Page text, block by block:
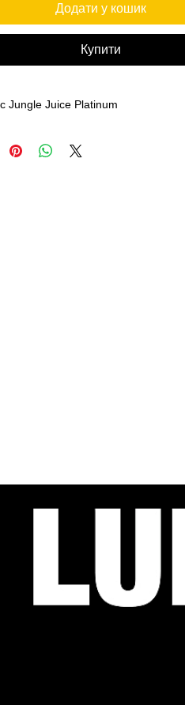
Додати у кошик
Купити
Jungle Juice Platinum
Канадских попперсов. Само